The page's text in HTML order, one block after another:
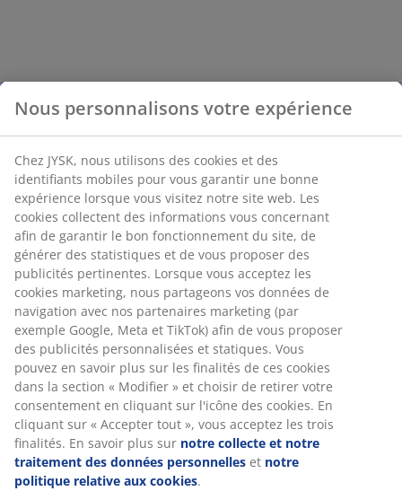
Nous personnalisons votre expérience
Chez JYSK, nous utilisons des cookies et des
identifiants mobiles pour vous garantir une bonne
expérience lorsque vous visitez notre site web. Les
cookies collectent des informations vous concernant
afin de garantir le bon fonctionnement du site, de
générer des statistiques et de vous proposer des
publicités pertinentes. Lorsque vous acceptez les
cookies marketing, nous partageons vos données de
navigation avec nos partenaires marketing (par
exemple Google, Meta et TikTok) afin de vous proposer
des publicités personnalisées et statiques. Vous
pouvez en savoir plus sur les finalités de ces cookies
dans la section « Modifier » et choisir de retirer votre
consentement en cliquant sur l'icône des cookies. En
cliquant sur « Accepter tout », vous acceptez les trois
finalités. En savoir plus sur notre collecte et notre
traitement des données personnelles et notre
politique relative aux cookies.